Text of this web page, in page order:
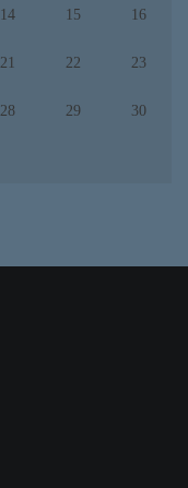
14 15 16
21 22 23
28 29 30